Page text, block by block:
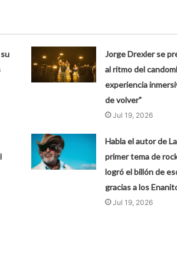
Jorge Drexler se
al ritmo del
experiencia
de volver"
Jul 19, 2026
Habla el autor de
primer tema de
logró el billón de
gracias a los
Jul 19, 2026